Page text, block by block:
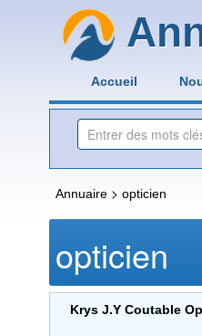
Accueil
Annuaire > opticien
opticien
Krys J.Y Coutable